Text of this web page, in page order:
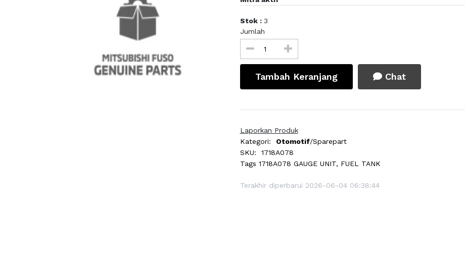
Stok : 3
Jumlah
Tambah Keranjang Chat
Laporkan Produk
Kategori:
Otomotif/Sparepart
SKU:
1718A078
Tags 1718A078 GAUGE UNIT, FUEL TANK
Terakhir diperbarui 2026-06-04 06:38:44